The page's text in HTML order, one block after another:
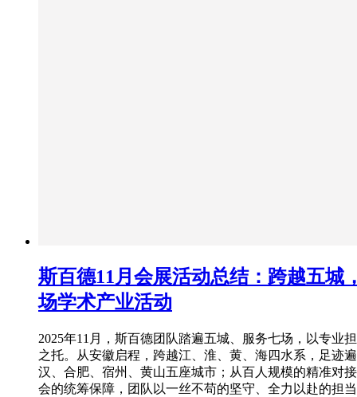
斯百德11月会展活动总结：跨越五城
场学术产业活动
2025年11月，斯百德团队踏遍五城、服务七场，以专业
之托。从安徽启程，跨越江、淮、黄、海四水系，足迹
汉、合肥、宿州、黄山五座城市；从百人规模的精准对
会的统筹保障，团队以一丝不苟的坚守、全力以赴的担